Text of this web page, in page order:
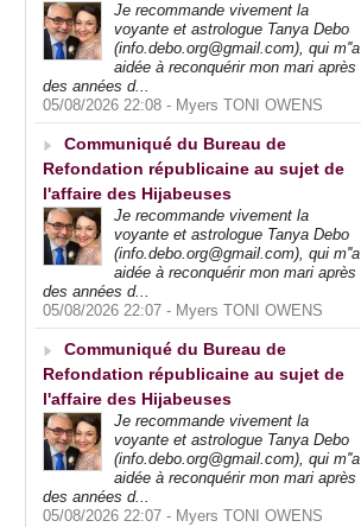
Je recommande vivement la
voyante et astrologue Tanya Debo
(info.debo.org@gmail.com), qui m''a
aidée à reconquérir mon mari après
des années d...
05/08/2026 22:08 - Myers TONI OWENS
Communiqué du Bureau de
Refondation républicaine au sujet de
l'affaire des Hijabeuses
Je recommande vivement la
voyante et astrologue Tanya Debo
(info.debo.org@gmail.com), qui m''a
aidée à reconquérir mon mari après
des années d...
05/08/2026 22:07 - Myers TONI OWENS
Communiqué du Bureau de
Refondation républicaine au sujet de
l'affaire des Hijabeuses
Je recommande vivement la
voyante et astrologue Tanya Debo
(info.debo.org@gmail.com), qui m''a
aidée à reconquérir mon mari après
des années d...
05/08/2026 22:07 - Myers TONI OWENS